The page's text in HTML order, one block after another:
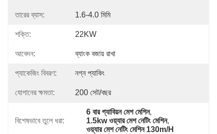
তারের ব্যাস: 1.6-4.0 মিমি
শক্তি: 22KW
আবেদন: ব্যাংক বজায় রাখা
প্যাকেজিং বিবরণ: নগ্ন প্যাকিং
যোগানের ক্ষমতা: 200 সেট/বছর
বিশেষভাবে তুলে ধরা:
6 বার গ্যাবিয়ন মেশ মেশিন,
1.5kw ওয়্যার মেশ নেটিং মেশিন,
ওয়্যার মেশ নেটিং মেশিন 130m/H